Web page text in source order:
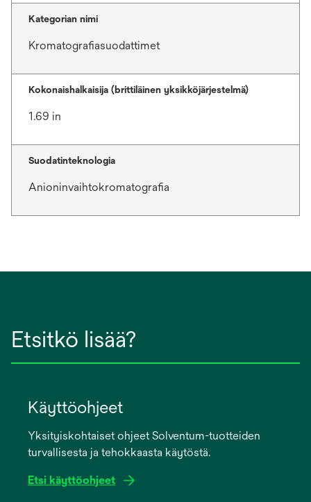
Kategorian nimi
Kromatografiasuodattimet
Kokonaishalkaisija (brittiläinen yksikköjärjestelmä)
1.69 in
Suodatinteknologia
Anioninvaihtokromatografia
Etsitkö lisää?
Käyttöohjeet
Yksityiskohtaiset ohjeet Solventum-tuotteiden
turvallisesta ja tehokkaasta käytöstä.
Etsi käyttöohjeet